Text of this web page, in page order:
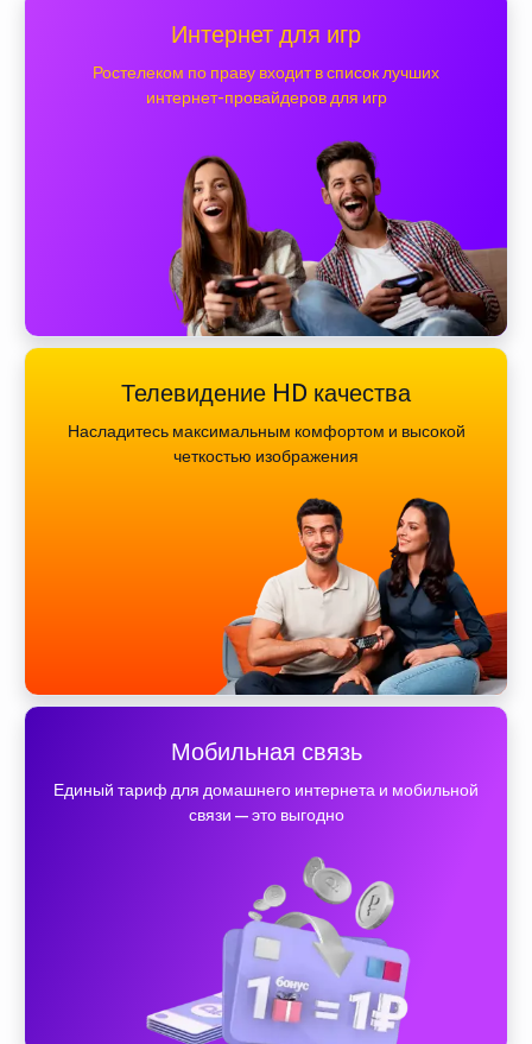
Интернет для игр
Ростелеком по праву входит в список лучших
интернет-провайдеров для игр
Телевидение HD качества
Насладитесь максимальным комфортом и высокой
четкостью изображения
Мобильная связь
Единый тариф для домашнего интернета и мобильной
связи — это выгодно